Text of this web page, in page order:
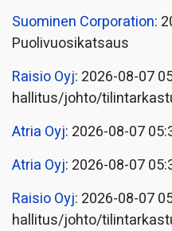
Suominen Corporation:
Puolivuosikatsaus
Raisio Oyj: 2026-08-07
hallitus/johto/
Atria Oyj: 2026-08-07
Atria Oyj: 2026-08-07
Raisio Oyj: 2026-08-07
hallitus/johto/